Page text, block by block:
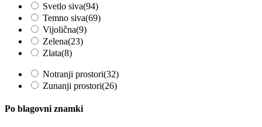
Svetlo siva(94)
Temno siva(69)
Vijolična(9)
Zelena(23)
Zlata(8)
Notranji prostori(32)
Zunanji prostori(26)
Po blagovni znamki